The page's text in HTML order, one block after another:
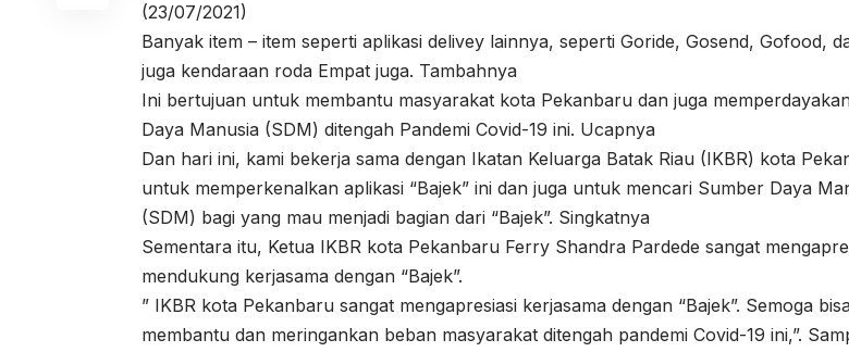
(23/07/2021)
Banyak item – item seperti aplikasi delivey lainnya, seperti Goride, Gosend, Gofood,
juga kendaraan roda Empat juga. Tambahnya
Ini bertujuan untuk membantu masyarakat kota Pekanbaru dan juga
Daya Manusia (SDM) ditengah Pandemi Covid-19 ini. Ucapnya
Dan hari ini, kami bekerja sama dengan Ikatan Keluarga Batak Riau (IKBR) kota
untuk memperkenalkan aplikasi “Bajek” ini dan juga untuk mencari Sumber Daya
(SDM) bagi yang mau menjadi bagian dari “Bajek”. Singkatnya
Sementara itu, Ketua IKBR kota Pekanbaru Ferry Shandra Pardede sangat
mendukung kerjasama dengan “Bajek”.
” IKBR kota Pekanbaru sangat mengapresiasi kerjasama dengan “Bajek”. Semoga
membantu dan meringankan beban masyarakat ditengah pandemi Covid-19 ini,”.